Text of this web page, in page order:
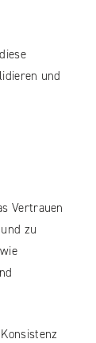
und
Vertrauen
zu